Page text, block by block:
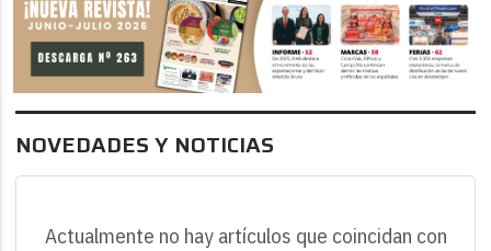
NOVEDADES Y NOTICIAS
Actualmente no hay artículos que coincidan con